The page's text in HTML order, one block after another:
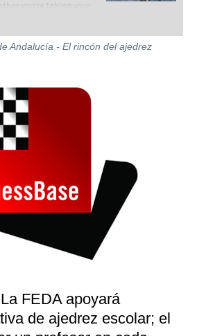
you’re taking your
club chess, or already
with FRITZ, you can
and with a
than ever before.
Andalucía - El rincón del ajedrez
FEDA apoyará
de ajedrez escolar; el